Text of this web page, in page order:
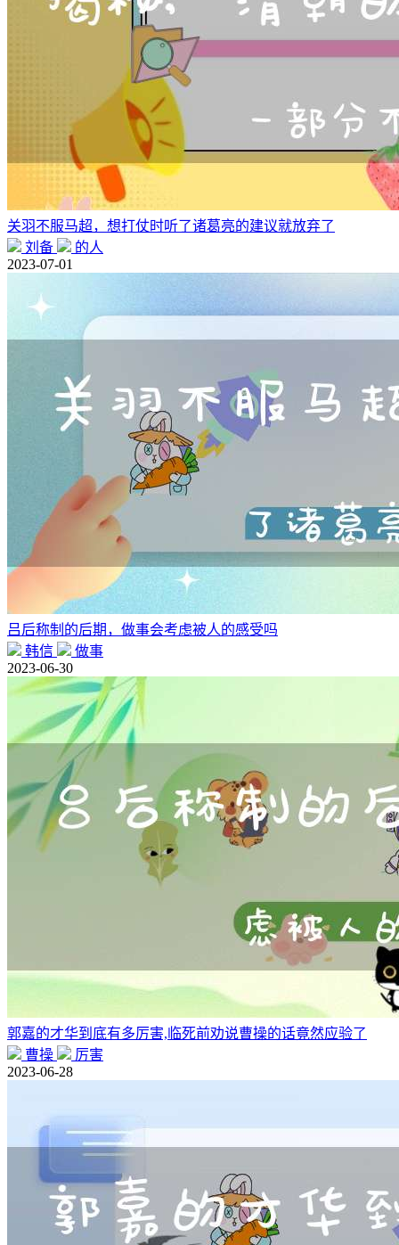
关羽不服马超，想打仗时听了诸葛亮的建议就放弃了
刘备
的人
2023-07-01
吕后称制的后期，做事会考虑被人的感受吗
韩信
做事
2023-06-30
郭嘉的才华到底有多厉害,临死前劝说曹操的话竟然应验了
曹操
厉害
2023-06-28